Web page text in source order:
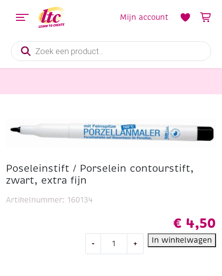
Producten
zoeken
Mijn account
Poseleinstift / Porselein contourstift,
zwart, extra fijn
€ 4,50
- + In winkelwagen
Artikelnummer: 160134